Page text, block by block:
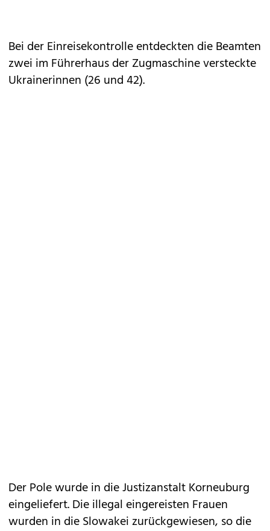
Bei der Einreisekontrolle entdeckten die Beamten
zwei im Führerhaus der Zugmaschine versteckte
Ukrainerinnen (26 und 42).
Der Pole wurde in die Justizanstalt Korneuburg
eingeliefert. Die illegal eingereisten Frauen
wurden in die Slowakei zurückgewiesen, so die